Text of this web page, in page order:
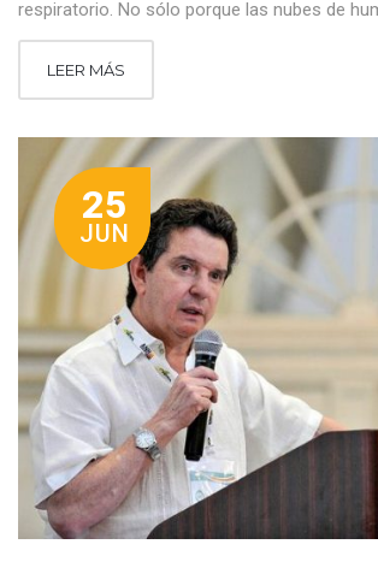
respiratorio. No sólo porque las nubes de
LEER MÁS
25
JUN